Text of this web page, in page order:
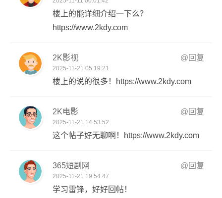
楼上的能详细介绍一下么？
https://www.2kdy.com
2K影视 @回复
2025-11-21 05:19:21
楼上的说的很多！https://www.2kdy.com
2K电影 @回复
2025-11-21 14:53:52
这个帖子好无聊啊！https://www.2kdy.com
365短剧网 @回复
2025-11-21 19:54:47
学习雷锋，好好回帖！